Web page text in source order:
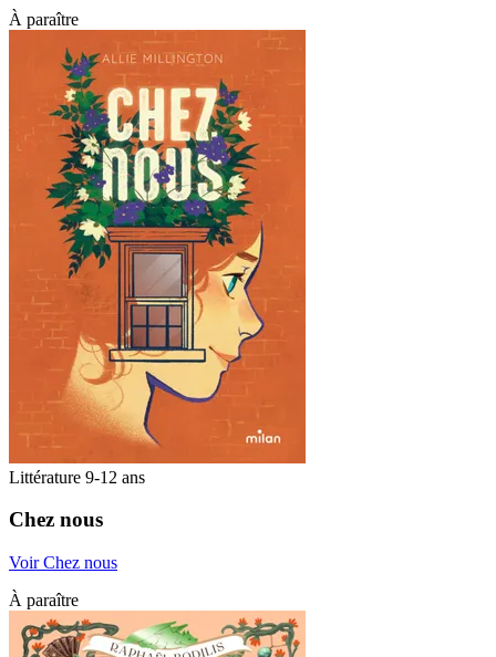
À paraître
Littérature 9-12 ans
Chez nous
Voir Chez nous
À paraître